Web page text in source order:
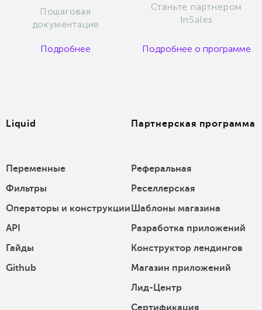
Пошаговая
документация
Подробнее
Станьте партнером
InSales
Подробнее о программе
Liquid
Переменные
Фильтры
Операторы и конструкции
API
Гайды
Github
Партнерская программа
Реферальная
Реселлерская
Шаблоны магазина
Разработка приложений
Конструктор лендингов
Магазин приложений
Лид-Центр